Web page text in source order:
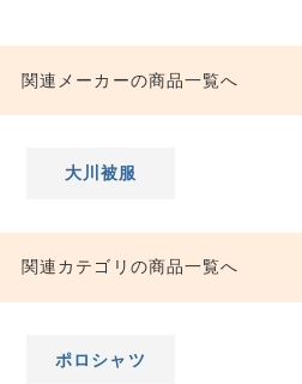
関連メーカーの商品一覧へ
大川被服
関連カテゴリの商品一覧へ
ポロシャツ